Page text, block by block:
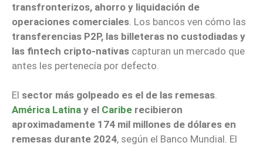
transfronterizos, ahorro y liquidación de
operaciones comerciales . Los bancos ven cómo las
transferencias P2P, las billeteras no custodiadas y
las fintech cripto-nativas capturan un mercado que
antes les pertenecía por defecto.
El sector más golpeado es el de las remesas.
América Latina y el Caribe recibieron
aproximadamente 174 mil millones de dólares en
remesas durante 2024, según el Banco Mundial. El